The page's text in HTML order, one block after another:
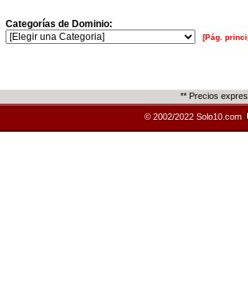
Categorías de Dominio:
[Pág.
** Precios
© 2002/2022 Solo10.com